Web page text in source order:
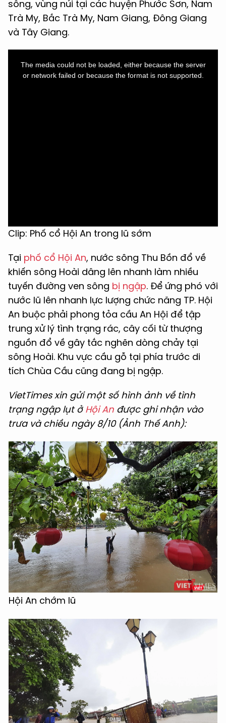
sông, vùng núi tại các huyện Phước Sơn, Nam
Trà My, Bắc Trà My, Nam Giang, Đông Giang
và Tây Giang.
The media could not be loaded, either because the server
or network failed or because the format is not supported.
Clip: Phố cổ Hội An trong lũ sớm
Tại phố cổ Hội An, nước sông Thu Bồn đổ về
khiến sông Hoài dâng lên nhanh làm nhiều
tuyến đường ven sông bị ngập. Để ứng phó với
nước lũ lên nhanh lực lượng chức năng TP. Hội
An buộc phải phong tỏa cầu An Hội để tập
trung xử lý tình trạng rác, cây cối từ thượng
nguồn đổ về gây tắc nghẽn dòng chảy tại
sông Hoài. Khu vực cầu gỗ tại phía trước di
tích Chùa Cầu cũng đang bị ngập.
VietTimes xin gửi một số hình ảnh về tình
trạng ngập lụt ở Hội An được ghi nhận vào
trưa và chiều ngày 8/10 (Ảnh Thế Anh):
Hội An chớm lũ